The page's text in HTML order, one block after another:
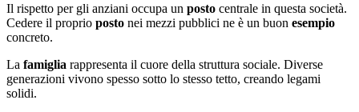
Il rispetto per gli anziani occupa un posto centrale in questa società.
Cedere il proprio posto nei mezzi pubblici ne è un buon esempio
concreto.
La famiglia rappresenta il cuore della struttura sociale. Diverse
generazioni vivono spesso sotto lo stesso tetto, creando legami
solidi.